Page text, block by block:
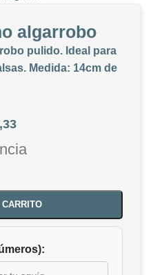
algarrobo
pulido. Ideal para
Medida: 14cm de